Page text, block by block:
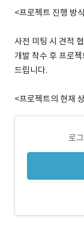
<프로젝트 진행 방
사전 미팅 시 견적
개발 착수 후 프로
드립니다.
<프로젝트의 현재
로